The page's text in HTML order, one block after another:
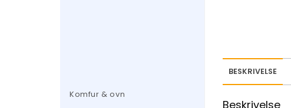
Komfur & ovn
BESKRIVELSE
Beskrivelse